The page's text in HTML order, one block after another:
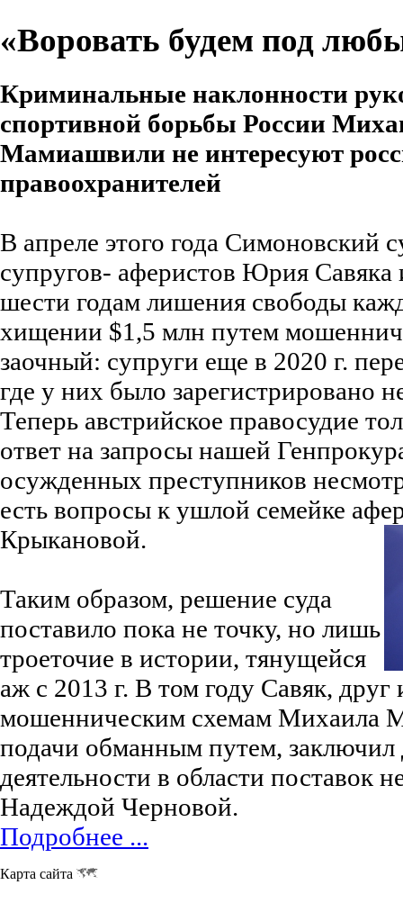
«Воровать будем под
Криминальные наклонности
спортивной борьбы России
Мамиашвили не интересуют
правоохранителей
В апреле этого года Симоновский
супругов- аферистов Юрия
шести годам лишения свободы
хищении $1,5 млн путем
заочный: супруги еще в 2020 г.
где у них было зарегистрировано
Теперь австрийское правосудие
ответ на запросы нашей
осужденных преступников
есть вопросы к ушлой семейке
Крыкановой.
Таким образом, решение суда
поставило пока не точку, но лишь
троеточие в истории, тянущейся
аж с 2013 г. В том году Савяк,
мошенническим схемам Михаила
подачи обманным путем, заключил
деятельности в области поставок
Надеждой Черновой.
Подробнее ...
Карта сайта